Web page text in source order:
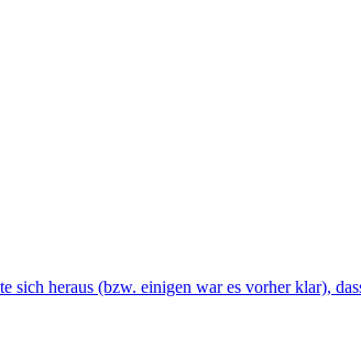
sich heraus (bzw. einigen war es vorher klar),